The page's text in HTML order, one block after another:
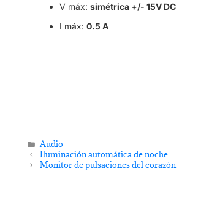
V máx: simétrica +/- 15V DC
I máx: 0.5 A
Audio
Iluminación automática de noche
Monitor de pulsaciones del corazón